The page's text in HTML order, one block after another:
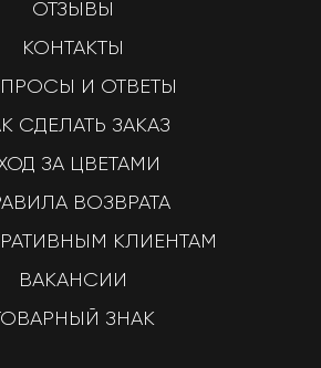
ОТЗЫВЫ
КОНТАКТЫ
И ОТВЕТЫ
СДЕЛАТЬ ЗАКАЗ
ЗА ЦВЕТАМИ
ВОЗВРАТА
КЛИЕНТАМ
ВАКАНСИИ
ЗНАК